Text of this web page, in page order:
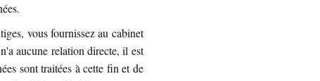
vous fournissez au cabinet
aucune relation directe, il est
sont traitées à cette fin et de